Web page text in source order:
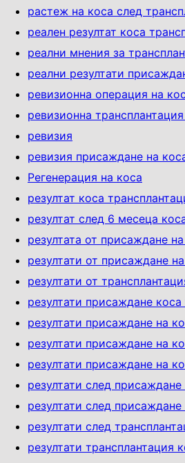
растеж на коса след
реален резултат коса
реални мнения за
реални резултати
ревизионна операция на
ревизионна
ревизия
ревизия присаждане на
Регенерация на коса
резултат коса
резултат след 6 месеца
резултата от присаждане
резултати от присаждане
резултати от
резултати присаждане
резултати присаждане на
резултати присаждане на
резултати присаждане на
резултати след присаждане
резултати след
резултати след
резултати трансплантация